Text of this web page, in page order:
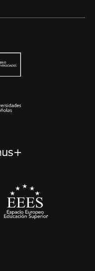
Conferencia de